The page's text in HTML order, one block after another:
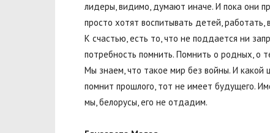
лидеры, видимо, думают иначе. И пока они
просто хотят воспитывать детей, работать,
К счастью, есть то, что не поддается ни
потребность помнить. Помнить о родных, о
Мы знаем, что такое мир без войны. И какой
помнит прошлого, тот не имеет будущего.
мы, белорусы, его не отдадим.